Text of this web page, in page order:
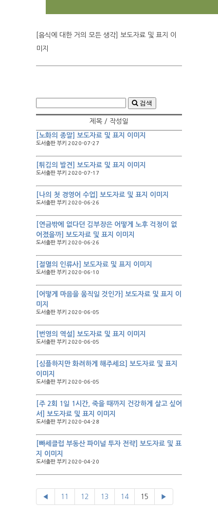
[음식에 대한 거의 모든 생각] 보도자료 및 표지 이
미지
검색
제목 / 작성일
[노화의 종말] 보도자료 및 표지 이미지
도서출판 부키 2020-07-27
[튀김의 발견] 보도자료 및 표지 이미지
도서출판 부키 2020-07-17
[나의 첫 경영어 수업] 보도자료 및 표지 이미지
도서출판 부키 2020-06-26
[연금밖에 없다던 김부장은 어떻게 노후 걱정이 없
어졌을까] 보도자료 및 표지 이미지
도서출판 부키 2020-06-26
[절멸의 인류사] 보도자료 및 표지 이미지
도서출판 부키 2020-06-10
[어떻게 마음을 움직일 것인가] 보도자료 및 표지 이
미지
도서출판 부키 2020-06-05
[번영의 역설] 보도자료 및 표지 이미지
도서출판 부키 2020-06-05
[심플하지만 화려하게 해주세요] 보도자료 및 표지
이미지
도서출판 부키 2020-06-05
[주 2회 1일 1시간, 죽을 때까지 건강하게 살고 싶어
서] 보도자료 및 표지 이미지
도서출판 부키 2020-04-28
[빠세클럽 부동산 파이널 투자 전략] 보도자료 및 표
지 이미지
도서출판 부키 2020-04-20
◀ 11 12 13 14 15 ▶